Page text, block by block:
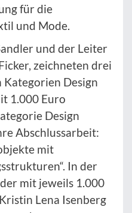
für die
und Mode.
und der Leiter
zeichneten drei
Design
1.000 Euro
Design
Abschlussarbeit:
mit
In der
mit jeweils 1.000
Lena Isenberg